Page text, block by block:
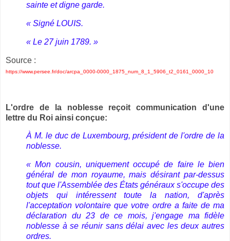
sainte et digne garde.
« Signé LOUIS.
« Le 27 juin 1789. »
Source :
https://www.persee.fr/doc/arcpa_0000-0000_1875_num_8_1_5906_t2_0161_0000_10
L'ordre de la noblesse reçoit communication d'une
lettre du Roi ainsi conçue:
À M. le duc de Luxembourg, président de l'ordre de la
noblesse.
« Mon cousin, uniquement occupé de faire le bien
général de mon royaume, mais désirant par-dessus
tout que l'Assemblée des États généraux s'occupe des
objets qui intéressent toute la nation, d'après
l'acceptation volontaire que votre ordre a faite de ma
déclaration du 23 de ce mois, j'engage ma fidèle
noblesse à se réunir sans délai avec les deux autres
ordres.